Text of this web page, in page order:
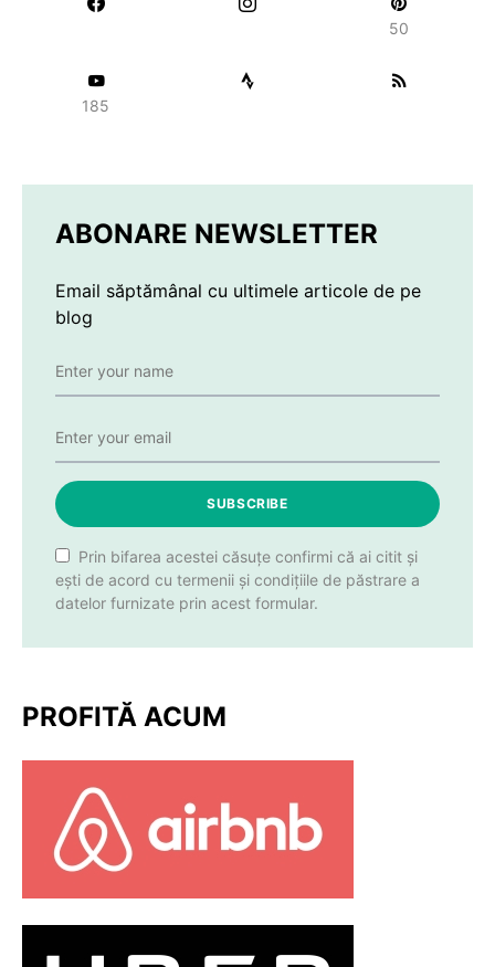
50
185
ABONARE NEWSLETTER
Email săptămânal cu ultimele articole de pe
blog
SUBSCRIBE
Prin bifarea acestei căsuțe confirmi că ai citit și
ești de acord cu termenii și condițiile de păstrare a
datelor furnizate prin acest formular.
PROFITĂ ACUM